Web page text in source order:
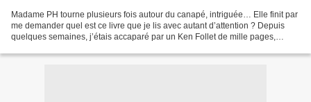
Madame PH tourne plusieurs fois autour du canapé, intriguée… Elle finit par
me demander quel est ce livre que je lis avec autant d’attention ? Depuis
quelques semaines, j’étais accaparé par un Ken Follet de mille pages,